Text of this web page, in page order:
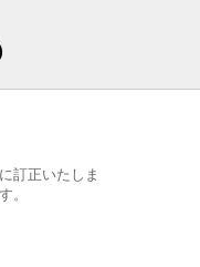
訂正いたしま
。